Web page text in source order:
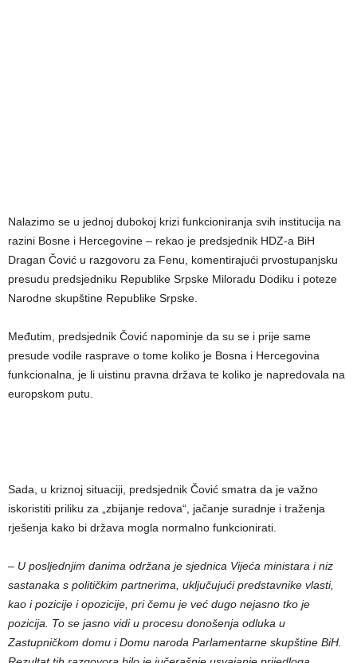
Nalazimo se u jednoj dubokoj krizi funkcioniranja svih institucija na
razini Bosne i Hercegovine – rekao je predsjednik HDZ-a BiH
Dragan Čović u razgovoru za Fenu, komentirajući prvostupanjsku
presudu predsjedniku Republike Srpske Miloradu Dodiku i poteze
Narodne skupštine Republike Srpske.
Međutim, predsjednik Čović napominje da su se i prije same
presude vodile rasprave o tome koliko je Bosna i Hercegovina
funkcionalna, je li uistinu pravna država te koliko je napredovala na
europskom putu.
Sada, u kriznoj situaciji, predsjednik Čović smatra da je važno
iskoristiti priliku za „zbijanje redova“, jačanje suradnje i traženja
rješenja kako bi država mogla normalno funkcionirati.
– U posljednjim danima održana je sjednica Vijeća ministara i niz
sastanaka s političkim partnerima, uključujući predstavnike vlasti,
kao i pozicije i opozicije, pri čemu je već dugo nejasno tko je
pozicija. To se jasno vidi u procesu donošenja odluka u
Zastupničkom domu i Domu naroda Parlamentarne skupštine BiH.